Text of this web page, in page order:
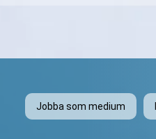
Jobba som medium